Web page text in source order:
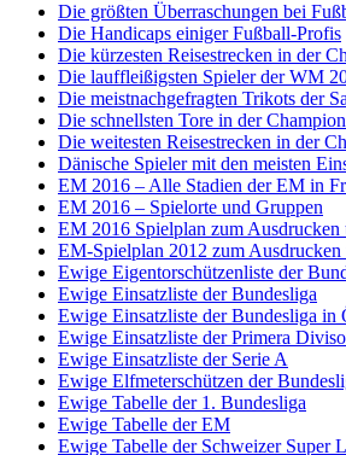
Die größten Überraschungen bei
Die Handicaps einiger Fußball-Profis
Die kürzesten Reisestrecken in der
Die lauffleißigsten Spieler der WM
Die meistnachgefragten Trikots der
Die schnellsten Tore in der
Die weitesten Reisestrecken in der
Dänische Spieler mit den meisten
EM 2016 – Alle Stadien der EM in
EM 2016 – Spielorte und Gruppen
EM 2016 Spielplan zum
EM-Spielplan 2012 zum Ausdrucken
Ewige Eigentorschützenliste der
Ewige Einsatzliste der Bundesliga
Ewige Einsatzliste der Bundesliga in
Ewige Einsatzliste der Primera
Ewige Einsatzliste der Serie A
Ewige Elfmeterschützen der
Ewige Tabelle der 1. Bundesliga
Ewige Tabelle der EM
Ewige Tabelle der Schweizer Super